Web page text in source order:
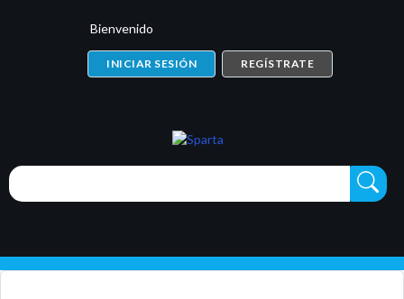
Bienvenido
INICIAR SESIÓN REGÍSTRATE